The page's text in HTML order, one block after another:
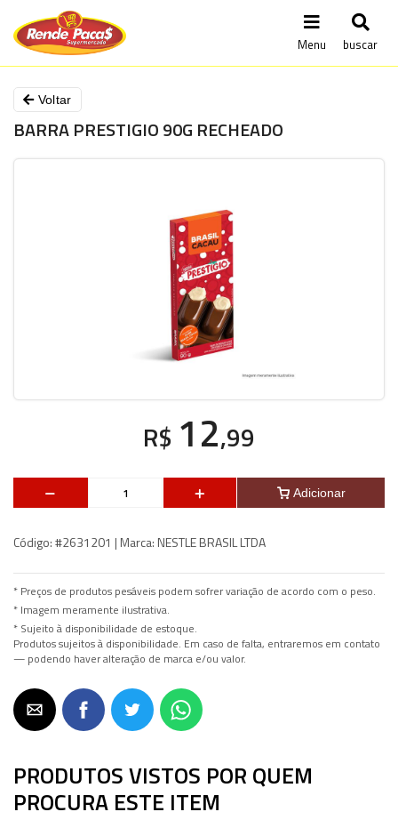
Menu buscar
Voltar
BARRA PRESTIGIO 90G RECHEADO
R$ 12,99
Adicionar
Código:#2631201 | Marca: NESTLE BRASIL LTDA
* Preços de produtos pesáveis podem sofrer variação de acordo com o peso.
* Imagem meramente ilustrativa.
* Sujeito à disponibilidade de estoque.
Produtos sujeitos à disponibilidade. Em caso de falta, entraremos em contato
— podendo haver alteração de marca e/ou valor.
PRODUTOS VISTOS POR QUEM
PROCURA ESTE ITEM